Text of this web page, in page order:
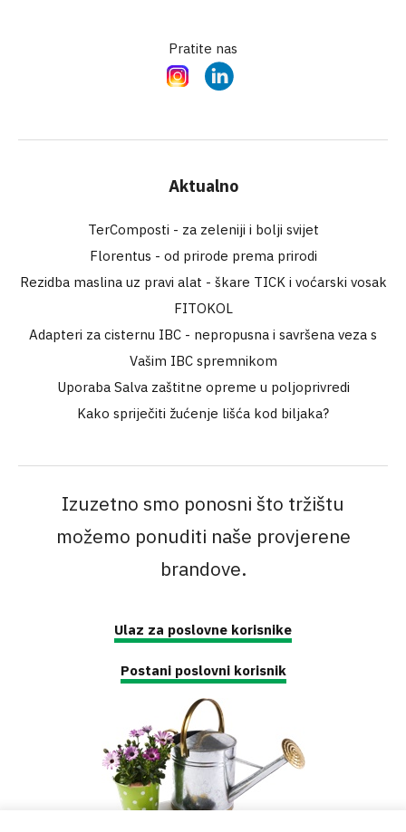
Pratite nas
InstagramLinkedIn
Aktualno
TerComposti - za zeleniji i bolji svijet
Florentus - od prirode prema prirodi
Rezidba maslina uz pravi alat - škare TICK i voćarski vosak
FITOKOL
Adapteri za cisternu IBC - nepropusna i savršena veza s
Vašim IBC spremnikom
Uporaba Salva zaštitne opreme u poljoprivredi
Kako spriječiti žućenje lišća kod biljaka?
Izuzetno smo ponosni što tržištu
možemo ponuditi naše provjerene
brandove.
Ulaz za poslovne korisnike
Postani poslovni korisnik